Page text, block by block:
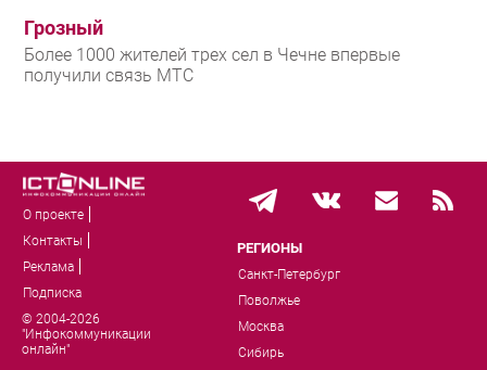
Грозный
Более 1000 жителей трех сел в Чечне впервые
получили связь МТС
О проекте
Контакты
Реклама
Подписка
© 2004-2026
"Инфокоммуникации
онлайн"
РЕГИОНЫ
Санкт-Петербург
Поволжье
Москва
Сибирь